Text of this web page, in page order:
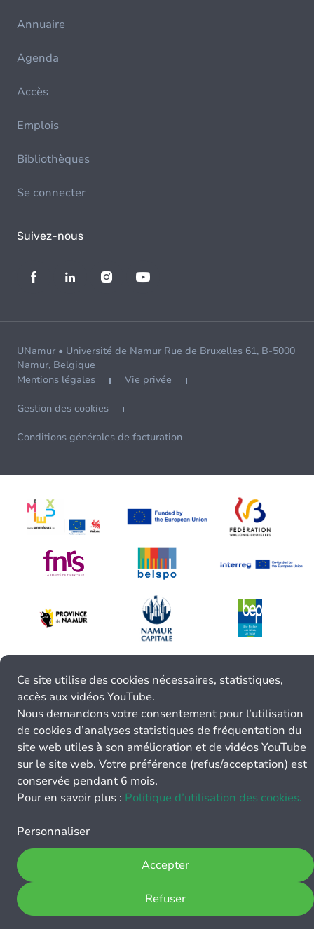
Annuaire
Agenda
Accès
Emplois
Bibliothèques
Se connecter
Suivez-nous
UNamur • Université de Namur Rue de Bruxelles 61, B-5000
Namur, Belgique
Mentions légales
Vie privée
Gestion des cookies
Conditions générales de facturation
Ce site utilise des cookies nécessaires, statistiques,
accès aux vidéos YouTube.
Nous demandons votre consentement pour l’utilisation
de cookies d’analyses statistiques de fréquentation du
site web utiles à son amélioration et de vidéos YouTube
sur le site web. Votre préférence (refus/acceptation) est
conservée pendant 6 mois.
Pour en savoir plus : Politique d’utilisation des cookies.
Personnaliser
Refuser
Accepter